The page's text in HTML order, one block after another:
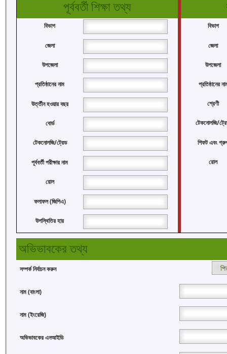
পূর্ববর্তী শিক্ষা তথ্য
বিভাগ
জেলা
উপজেলা
প্রতিষ্ঠানের নাম
উর্ত্তীন হওয়ার বছর
বোর্ড
টেকনোলজি/ট্রেড
পূর্ববর্তী পরীক্ষার নাম
রোল
ফলাফল (জিপিএ)
উপস্থিতির হার
বিভাগ
জেলা
উপজেলা
প্রতিষ্ঠানের
শ্রেণী
টেকনোলজি/
শিফট এবং
রোল
অভিভাবকের তথ্য
সম্পর্ক নির্বাচন করুন
নাম (বাংলা)
নাম (ইংরেজি)
অভিভাবকের এনআইডি